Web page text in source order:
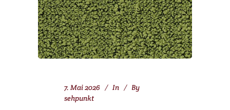
7. Mai 2026 In
By
sehpunkt